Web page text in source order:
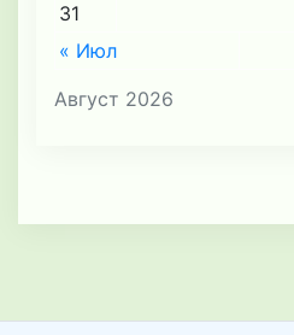
Август 2026
« Июл
31